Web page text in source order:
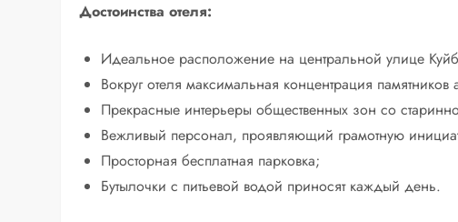
Достоинства отеля:
Идеальное расположение на центральной улице
Вокруг отеля максимальная концентрация памятников
Прекрасные интерьеры общественных зон со
Вежливый персонал, проявляющий грамотную
Просторная бесплатная парковка;
Бутылочки с питьевой водой приносят каждый день.